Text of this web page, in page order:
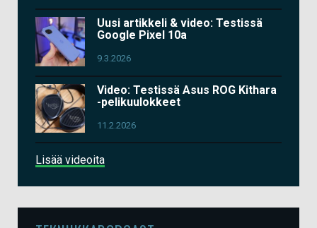
Uusi artikkeli & video: Testissä
Google Pixel 10a
9.3.2026
Video: Testissä Asus ROG Kithara
-pelikuulokkeet
11.2.2026
Lisää videoita